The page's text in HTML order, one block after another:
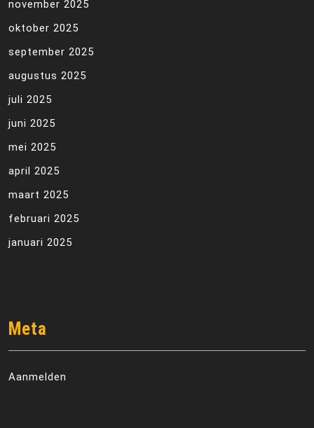
november 2025
oktober 2025
september 2025
augustus 2025
juli 2025
juni 2025
mei 2025
april 2025
maart 2025
februari 2025
januari 2025
Meta
Aanmelden